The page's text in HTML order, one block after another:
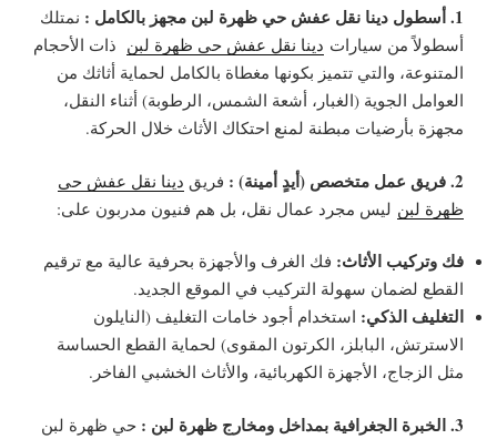
1. أسطول دينا نقل عفش حي ظهرة لبن مجهز بالكامل :
نمتلك
أسطولاً من سيارات دينا نقل عفش حي ظهرة لبن ذات الأحجام
المتنوعة، والتي تتميز بكونها مغطاة بالكامل لحماية أثاثك من
العوامل الجوية (الغبار، أشعة الشمس، الرطوبة) أثناء النقل،
مجهزة بأرضيات مبطنة لمنع احتكاك الأثاث خلال الحركة.
2. فريق عمل متخصص (أيدٍ أمينة) : فريق دينا نقل عفش حي
ظهرة لبن ليس مجرد عمال نقل، بل هم فنيون مدربون على:
فك وتركيب الأثاث: فك الغرف والأجهزة بحرفية عالية مع ترقيم
القطع لضمان سهولة التركيب في الموقع الجديد.
التغليف الذكي: استخدام أجود خامات التغليف (النايلون
الاسترتش، البابلز، الكرتون المقوى) لحماية القطع الحساسة
مثل الزجاج، الأجهزة الكهربائية، والأثاث الخشبي الفاخر.
3. الخبرة الجغرافية بمداخل ومخارج ظهرة لبن :
حي ظهرة لبن